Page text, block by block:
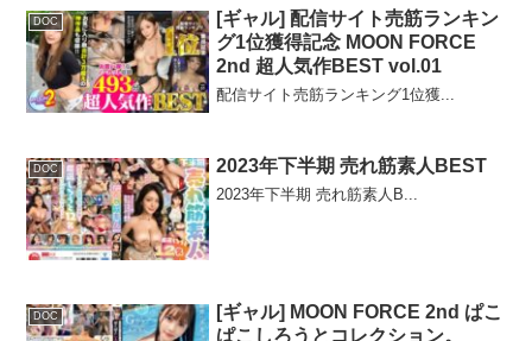
DOC
[ギャル] 配信サイト売筋ランキン
グ1位獲得記念 MOON FORCE
2nd 超人気作BEST vol.01
配信サイト売筋ランキング1位獲...
DOC 2023年下半期 売れ筋素人BEST
2023年下半期 売れ筋素人B...
DOC
[ギャル] MOON FORCE 2nd ぱこ
ぱこしろうとコレクション。